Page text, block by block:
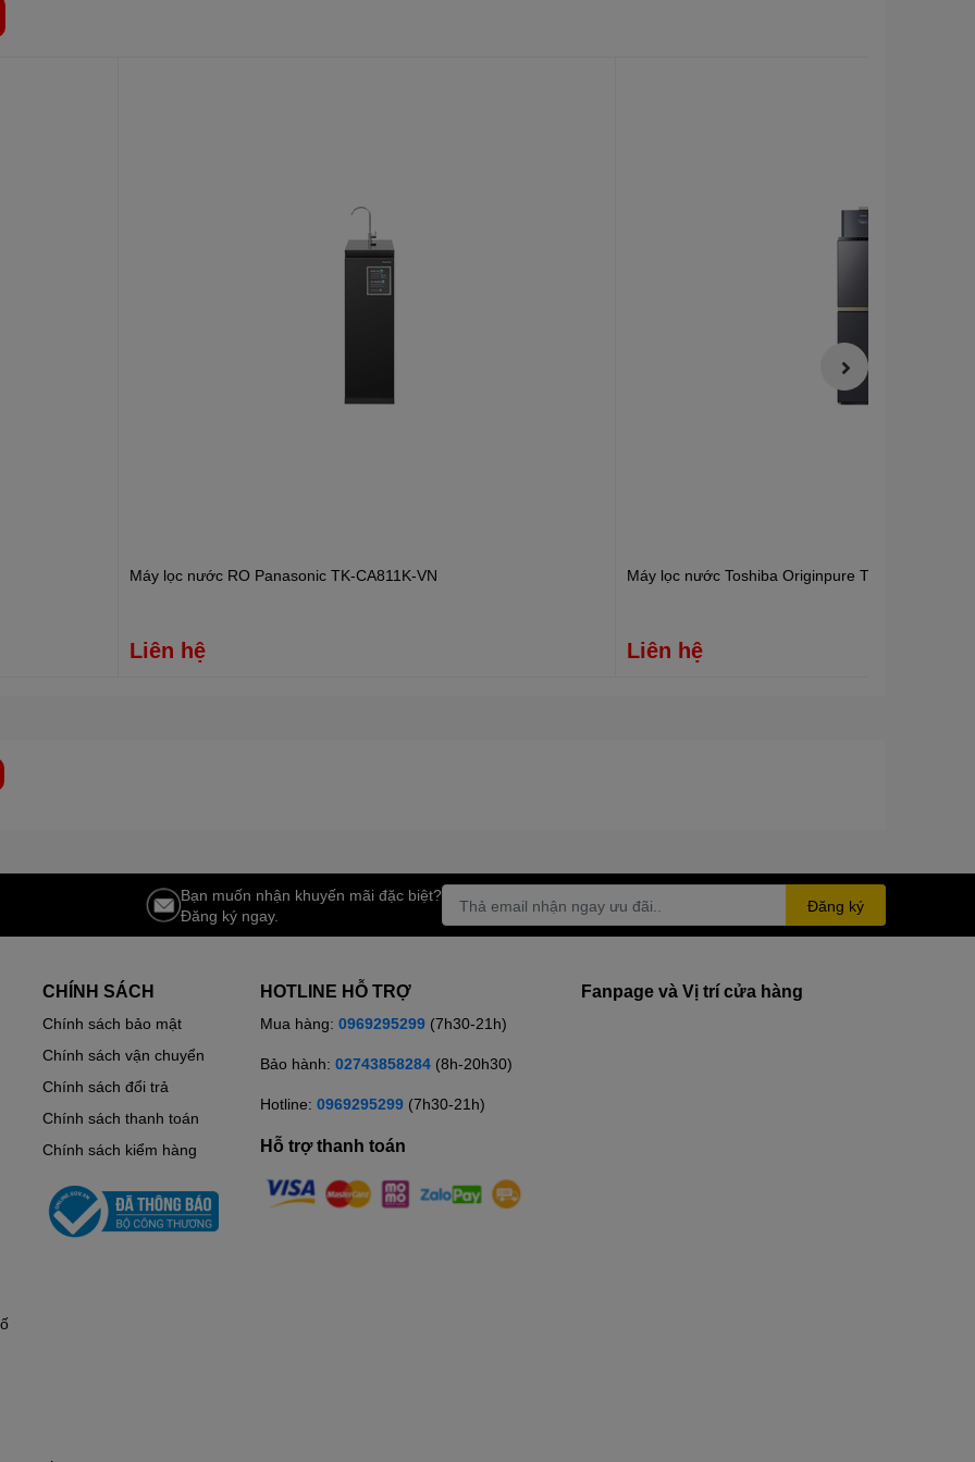
nhiên của nước, cân bằng pH.
nguồn nước đầu vào:
12.400 lít – 24.800 lít.
nguyên liệu tự nhiên quý hiếm Ankaline Chức năng : Tăng
trong cơ thể. Nước sau khi đi qua lõi lọc số 7 có vị ngon
nguồn nước, ta nên thay lõi lọc số 7 trong khoảng thời
làm tăng khả năng oxy hóa cũng như làm chậm lại quá
Máy lọc nước RO Panasonic TK-CA811K-VN
Liên hệ
Máy lọc nước Toshiba Originpure TWP-
Liên hệ
Bạn muốn nhận khuyến mãi đặc biệt?
Đăng ký ngay.
Đăng ký
CHÍNH SÁCH
Chính sách bảo mật
Chính sách vận chuyển
Chính sách đổi trả
Chính sách thanh toán
Chính sách kiểm hàng
HOTLINE HỖ TRỢ
Mua hàng: 0969295299 (7h30-21h)
Bảo hành: 02743858284 (8h-20h30)
Hotline: 0969295299 (7h30-21h)
Hỗ trợ thanh toán
Fanpage và Vị trí cửa hàng